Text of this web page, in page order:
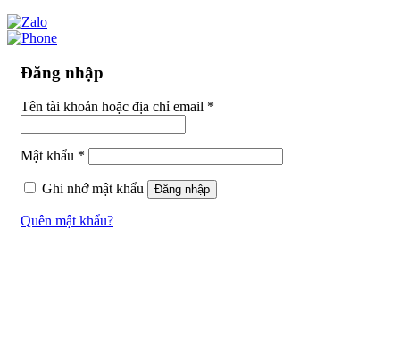
Đăng nhập
Tên tài khoản hoặc địa chỉ email *
Mật khẩu *
Ghi nhớ mật khẩu Đăng nhập
Quên mật khẩu?